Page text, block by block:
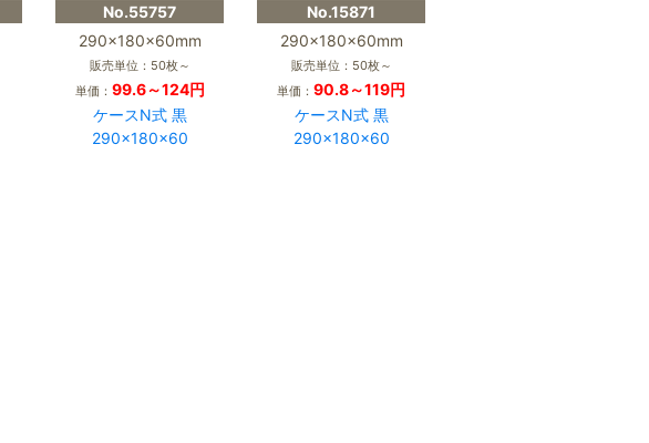
No.55757
290×180×60mm
販売単位：50枚～
単価： 99.6～124円
ケースN式 黒
290×180×60
No.15871
290×180×60mm
販売単位：50枚～
単価：90.8～119円
ケースN式 黒
290×180×60